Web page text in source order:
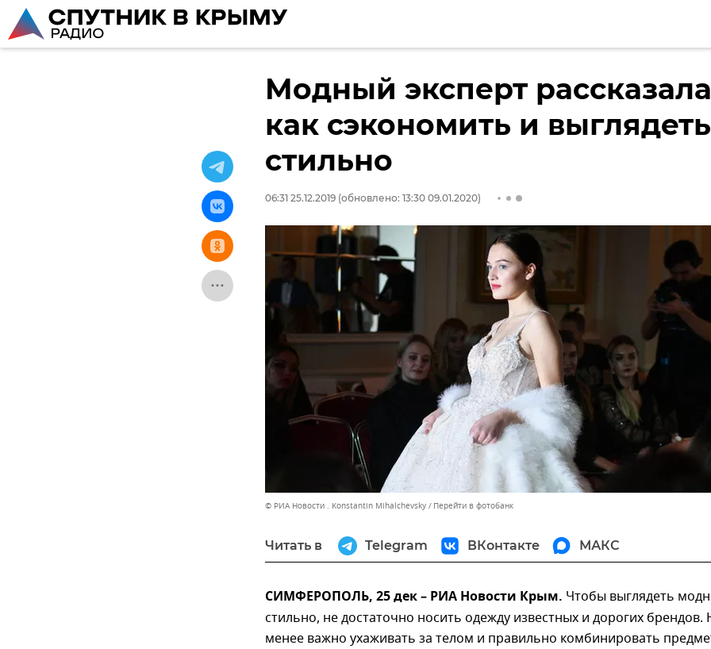
Модный эксперт
как сэкономить и выглядеть
стильно
06:31 25.12.2019 (обновлено: 13:30 09.01.2020)
© РИА Новости . Konstantin Mihalchevsky Перейти в фотобанк
Читать в Telegram ВКонтакте МАКС
СИМФЕРОПОЛЬ, 25 дек – РИА Новости Крым. Чтобы выглядеть
стильно, не достаточно носить одежду известных и дорогих брендов.
менее важно ухаживать за телом и правильно комбинировать